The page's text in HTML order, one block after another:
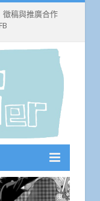
徵稿與推廣合作